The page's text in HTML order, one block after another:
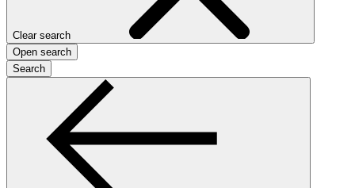
Clear search
Open search
Search